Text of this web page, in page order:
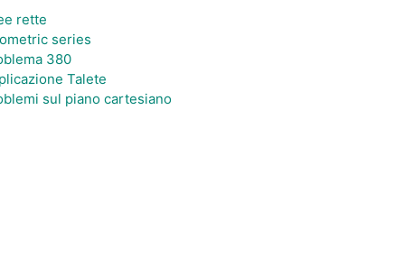
rette
series
380
Talete
sul piano cartesiano